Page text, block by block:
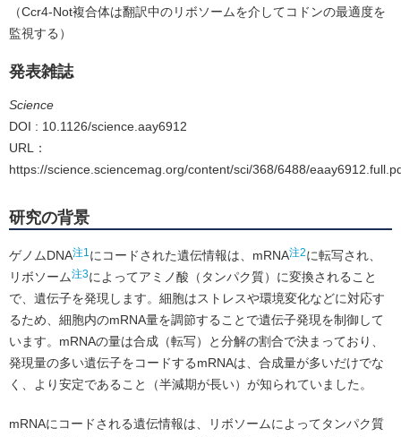
（Ccr4-Not複合体は翻訳中のリボソームを介してコドンの最適度を
監視する）
発表雑誌
Science
DOI : 10.1126/science.aay6912
URL：
https://science.sciencemag.org/content/sci/368/6488/
研究の背景
ゲノムDNA注1にコードされた遺伝情報は、mRNA注2に転写され、
リボソーム注3によってアミノ酸（タンパク質）に変換されること
で、遺伝子を発現します。細胞はストレスや環境変化などに対応す
るため、細胞内のmRNA量を調節することで遺伝子発現を制御して
います。mRNAの量は合成（転写）と分解の割合で決まっており、
発現量の多い遺伝子をコードするmRNAは、合成量が多いだけでな
く、より安定であること（半減期が長い）が知られていました。
mRNAにコードされる遺伝情報は、リボソームによってタンパク質